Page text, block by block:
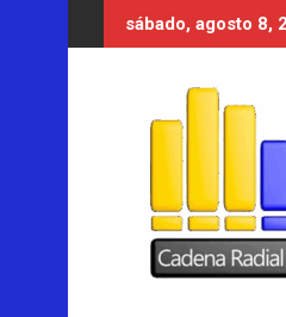
al
sábado, agosto 8,